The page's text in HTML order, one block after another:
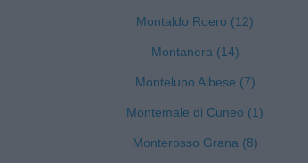
Montaldo Roero (12)
Montanera (14)
Montelupo Albese (7)
Montemale di Cuneo (1)
Monterosso Grana (8)